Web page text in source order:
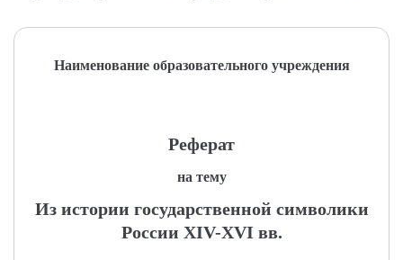
Наименование образовательного учреждения
Реферат
на тему
Из истории государственной символики
России XIV-XVI вв.